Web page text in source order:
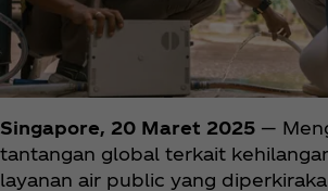
Singapore, 20 Maret 2025 —
tantangan global terkait
layanan air public yang